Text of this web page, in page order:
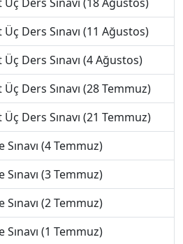
Ders Sınavı (11 Ağustos)
Ders Sınavı (4 Ağustos)
Ders Sınavı (28 Temmuz)
Ders Sınavı (21 Temmuz)
(4 Temmuz)
(3 Temmuz)
(2 Temmuz)
(1 Temmuz)